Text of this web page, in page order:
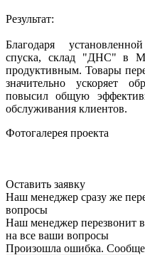
Результат:
Благодаря
спуска, склад "ДНС" в
продуктивным. Товары
значительно ускоряет
повысил общую
обслуживания клиентов.
Фотогалерея проекта
Оставить заявку
Наш менеджер сразу же
вопросы
Наш менеджер перезвонит
на все ваши вопросы
Произошла ошибка.